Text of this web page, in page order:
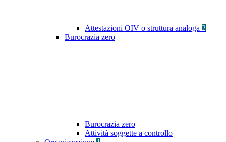
Attestazioni OIV o struttura analoga 2
Burocrazia zero
Burocrazia zero
Attività soggette a controllo